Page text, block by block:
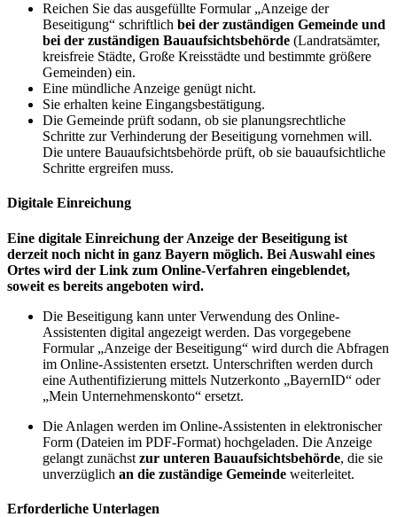
Reichen Sie das ausgefüllte Formular „Anzeige der
Beseitigung“ schriftlich bei der zuständigen Gemeinde und
bei der zuständigen Bauaufsichtsbehörde (Landratsämter,
kreisfreie Städte, Große Kreisstädte und bestimmte größere
Gemeinden) ein.
Eine mündliche Anzeige genügt nicht.
Sie erhalten keine Eingangsbestätigung.
Die Gemeinde prüft sodann, ob sie planungsrechtliche
Schritte zur Verhinderung der Beseitigung vornehmen will.
Die untere Bauaufsichtsbehörde prüft, ob sie bauaufsichtliche
Schritte ergreifen muss.
Digitale Einreichung
Eine digitale Einreichung der Anzeige der Beseitigung ist
derzeit noch nicht in ganz Bayern möglich. Bei Auswahl eines
Ortes wird der Link zum Online-Verfahren eingeblendet,
soweit es bereits angeboten wird.
Die Beseitigung kann unter Verwendung des Online-
Assistenten digital angezeigt werden. Das vorgegebene
Formular „Anzeige der Beseitigung“ wird durch die Abfragen
im Online-Assistenten ersetzt. Unterschriften werden durch
eine Authentifizierung mittels Nutzerkonto „BayernID“ oder
„Mein Unternehmenskonto“ ersetzt.
Die Anlagen werden im Online-Assistenten in elektronischer
Form (Dateien im PDF-Format) hochgeladen. Die Anzeige
gelangt zunächst zur unteren Bauaufsichtsbehörde, die sie
unverzüglich an die zuständige Gemeinde weiterleitet.
Erforderliche Unterlagen